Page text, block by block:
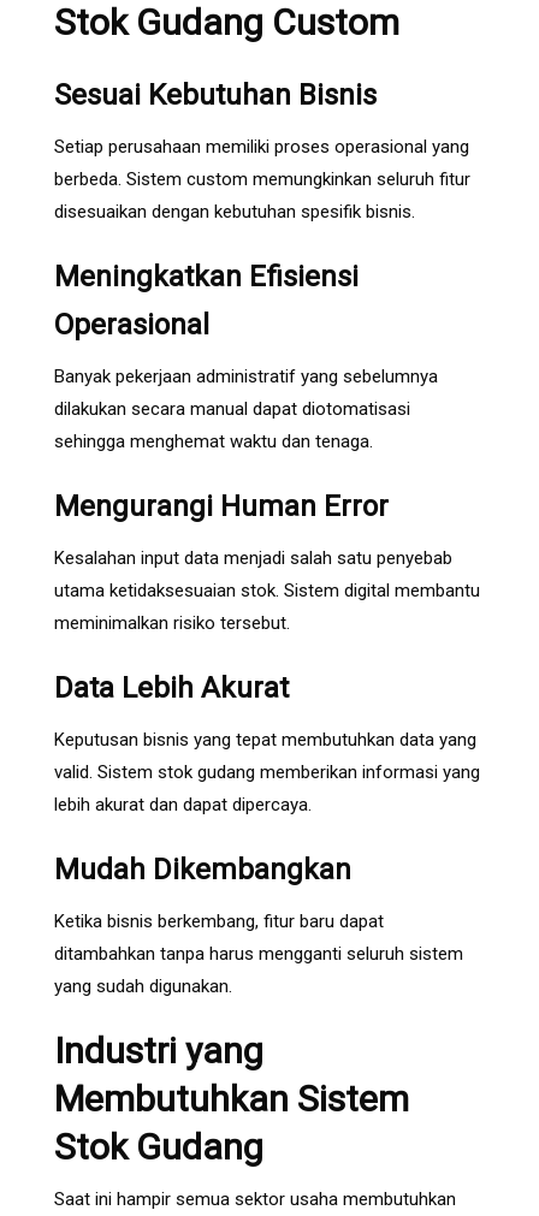
Stok Gudang Custom
Sesuai Kebutuhan Bisnis
Setiap perusahaan memiliki proses operasional yang
berbeda. Sistem custom memungkinkan seluruh fitur
disesuaikan dengan kebutuhan spesifik bisnis.
Meningkatkan Efisiensi
Operasional
Banyak pekerjaan administratif yang sebelumnya
dilakukan secara manual dapat diotomatisasi
sehingga menghemat waktu dan tenaga.
Mengurangi Human Error
Kesalahan input data menjadi salah satu penyebab
utama ketidaksesuaian stok. Sistem digital membantu
meminimalkan risiko tersebut.
Data Lebih Akurat
Keputusan bisnis yang tepat membutuhkan data yang
valid. Sistem stok gudang memberikan informasi yang
lebih akurat dan dapat dipercaya.
Mudah Dikembangkan
Ketika bisnis berkembang, fitur baru dapat
ditambahkan tanpa harus mengganti seluruh sistem
yang sudah digunakan.
Industri yang
Membutuhkan Sistem
Stok Gudang
Saat ini hampir semua sektor usaha membutuhkan